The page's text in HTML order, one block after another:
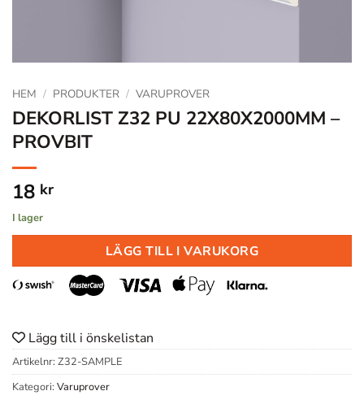
HEM / PRODUKTER / VARUPROVER
DEKORLIST Z32 PU 22X80X2000MM –
PROVBIT
18 kr
I lager
LÄGG TILL I VARUKORG
Lägg till i önskelistan
Artikelnr: Z32-SAMPLE
Kategori: Varuprover